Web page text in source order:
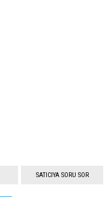
SATICIYA SORU SOR